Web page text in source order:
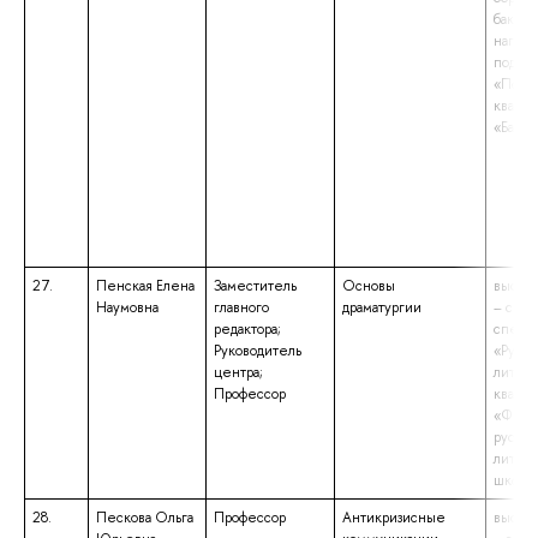
27.
Пенская Елена
Наумовна
Заместитель
главного
редактора;
Руководитель
центра;
Профессор
Основы
драматургии
–
28.
Пескова Ольга
Профессор
Антикризисные